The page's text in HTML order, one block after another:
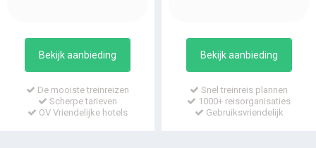
Bekijk aanbieding
De mooiste treinreizen
Scherpe tarieven
OV Vriendelijke hotels
Bekijk aanbieding
Snel treinreis plannen
1000+ reisorganisaties
Gebruiksvriendelijk